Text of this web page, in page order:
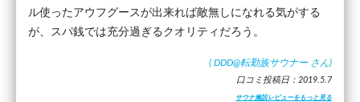
ル使ったアウフグースが出来れば敵無しになれる気がする
が、スパ銭では充分過ぎるクオリティだろう。
( DDD@転勤族サウナー さん)
口コミ投稿日：2019.5.7
サウナ施設レビューをもっと見る